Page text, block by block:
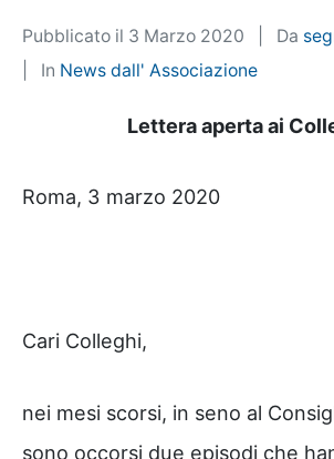
Pubblicato il 3 Marzo 2020 Da
In News dall' Associazione
Lettera aperta ai
Roma, 3 marzo 2020
Cari Colleghi,
nei mesi scorsi, in seno al
sono occorsi due episodi che